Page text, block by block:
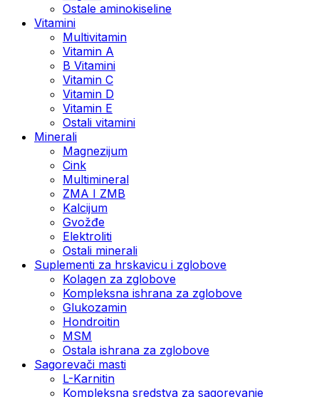
Ostale aminokiseline
Vitamini
Multivitamin
Vitamin A
B Vitamini
Vitamin C
Vitamin D
Vitamin E
Ostali vitamini
Minerali
Magnezijum
Cink
Multimineral
ZMA I ZMB
Kalcijum
Gvožđe
Elektroliti
Ostali minerali
Suplementi za hrskavicu i zglobove
Kolagen za zglobove
Kompleksna ishrana za zglobove
Glukozamin
Hondroitin
MSM
Ostala ishrana za zglobove
Sagorevači masti
L-Karnitin
Kompleksna sredstva za sagorevanje